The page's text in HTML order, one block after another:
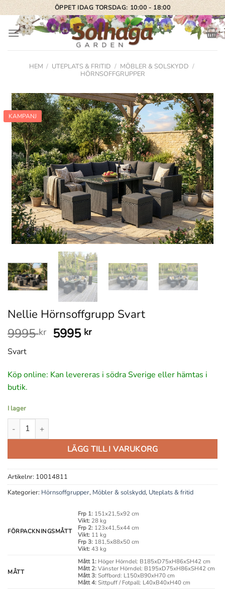
Skip
to
content
ÖPPET IDAG TORSDAG: 10:00 - 18:00
HEM / UTEPLATS & FRITID / MÖBLER & SOLSKYDD /
HÖRNSOFFGRUPPER
KAMPANJ
Nellie Hörnsoffgrupp Svart
9995kr Det
var:
9995 kr.
5995 krDet
är:
5995 kr.
Svart
Köp online: Kan levereras i södra Sverige eller hämtas i
butik.
I lager
Nellie Hörnsoffgrupp Svart mängd
LÄGG TILL I VARUKORG
Artikelnr: 10014811
Kategorier: Hörnsoffgrupper, Möbler & solskydd, Uteplats & fritid
FÖRPACKNINGSMÅTT
Frp 1:151x21,5x92 cm
Vikt:28 kg
Frp 2:123x41,5x44 cm
Vikt:11 kg
Frp 3:181,5x88x50 cm
Vikt:43 kg
MÅTT
Mått 1:Höger Hörndel: B185xD75xH86xSH42 cm
Mått 2:Vänster Hörndel: B195xD75xH86xSH42 cm
Mått 3:Soffbord: L150xB90xH70 cm
Mått 4:Sittpuff / Fotpall: L40xB40xH40 cm